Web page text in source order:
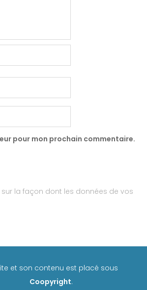
pour mon prochain commentaire.
sur la façon dont les données de vos
et son contenu est placé sous
Coopyright.